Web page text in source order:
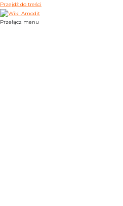
Przejdź do treści
Przełącz menu